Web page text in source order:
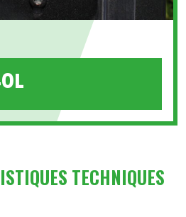
TECHNIQUES